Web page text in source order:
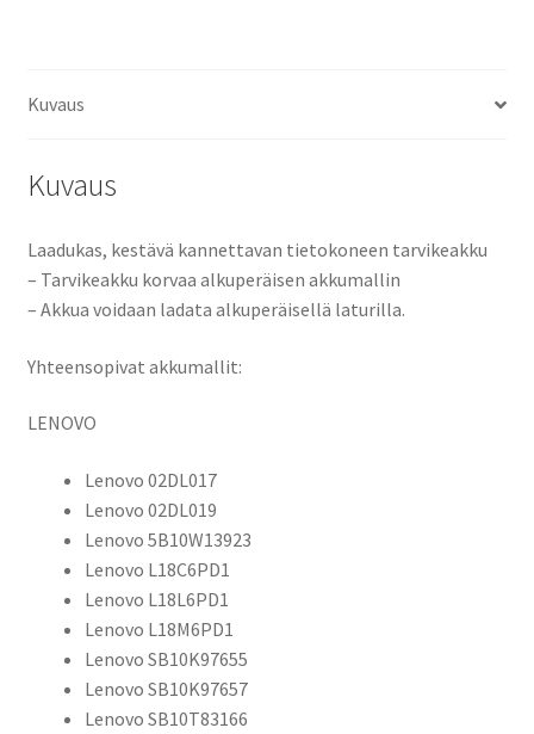
5B10W13923,
L18M6PD1,
SB10K97657,
SB10T83166,
SB10T83168
Kuvaus
Kuvaus
Laadukas, kestävä kannettavan tietokoneen tarvikeakku
– Tarvikeakku korvaa alkuperäisen akkumallin
– Akkua voidaan ladata alkuperäisellä laturilla.
Yhteensopivat akkumallit:
LENOVO
Lenovo 02DL017
Lenovo 02DL019
Lenovo 5B10W13923
Lenovo L18C6PD1
Lenovo L18L6PD1
Lenovo L18M6PD1
Lenovo SB10K97655
Lenovo SB10K97657
Lenovo SB10T83166